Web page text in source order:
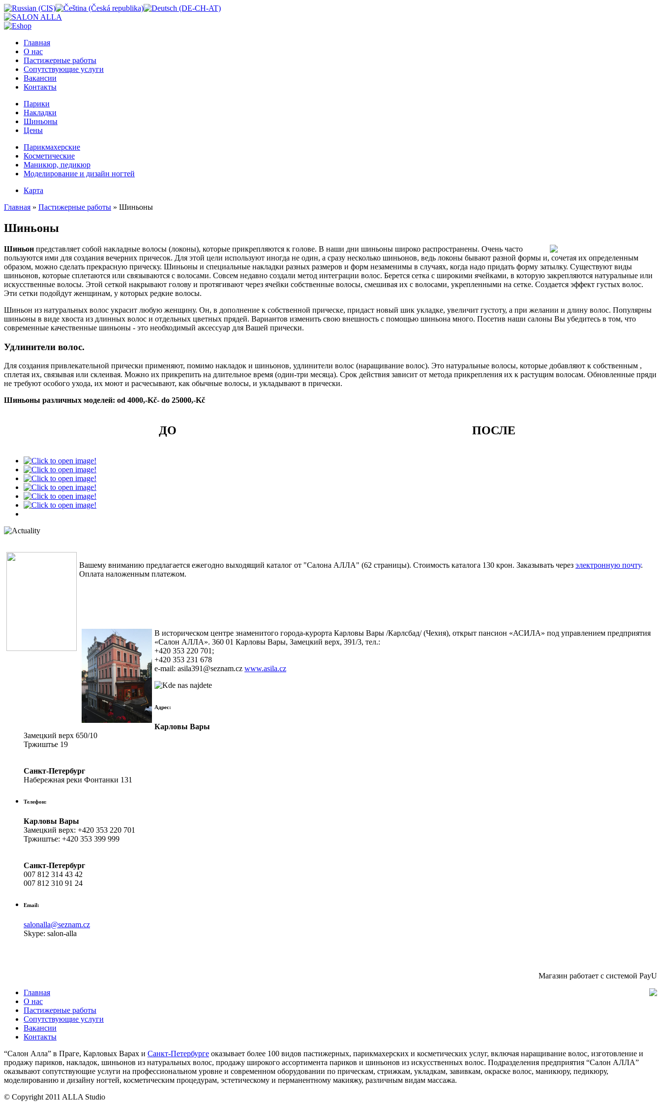
Главная
О нас
Пастижерные работы
Сопутствующие услуги
Вакансии
Контакты
Парики
Накладки
Шиньоны
Цены
Парикмахерские
Косметические
Маникюр, педикюр
Моделирование и дизайн ногтей
Карта
Главная » Пастижерные работы » Шиньоны
Шиньоны
Шиньон представляет собой накладные волосы (локоны), которые прикрепляются к голове. В наши дни шиньоны широко распространены. Очень часто
пользуются ими для создания вечерних причесок. Для этой цели используют иногда не один, а сразу несколько шиньонов, ведь локоны бывают разной формы и, сочетая их определенным
образом, можно сделать прекрасную прическу. Шиньоны и специальные накладки разных размеров и форм незаменимы в случаях, когда надо придать форму затылку. Существуют виды
шиньонов, которые сплетаются или связываются с волосами. Совсем недавно создали метод интеграции волос. Берется сетка с широкими ячейками, в которую закрепляются натуральные или
искусственные волосы. Этой сеткой накрывают голову и протягивают через ячейки собственные волосы, смешивая их с волосами, укрепленными на сетке. Создается эффект густых волос.
Эти сетки подойдут женщинам, у которых редкие волосы.
Шиньон из натуральных волос украсит любую женщину. Он, в дополнение к собственной прическе, придаст новый шик укладке, увеличит густоту, а при желании и длину волос. Популярны
шиньоны в виде хвоста из длинных волос и отдельных цветных прядей. Вариантов изменить свою внешность с помощью шиньона много. Посетив наши салоны Вы убедитесь в том, что
современные качественные шиньоны - это необходимый аксессуар для Вашей прически.
Удлинители волос.
Для создания привлекательной прически применяют, помимо накладок и шиньонов, удлинители волос (наращивание волос). Это натуральные волосы, которые добавляют к собственным ,
сплетая их, связывая или склеивая. Можно их прикрепить на длительное время (один-три месяца). Срок действия зависит от метода прикрепления их к растущим волосам. Обновленные пряди
не требуют особого ухода, их моют и расчесывают, как обычные волосы, и укладывают в прически.
Шиньоны различных моделей: od 4000,-Kč- do 25000,-Kč
ДО ПОСЛЕ
Вашему вниманию предлагается ежегодно выходящий каталог от "Салона АЛЛА" (62 страницы). Стоимость каталога 130 крон. Заказывать через электронную почту.
Оплата наложенным платежом.
В историческом центре знаменитого города-курорта Карловы Вары /Карлсбад/ (Чехия), открыт пансион «АСИЛА» под управлением предприятия
«Салон АЛЛА». 360 01 Карловы Вары, Замецкий верх, 391/3, тел.:
+420 353 220 701;
+420 353 231 678
e-mail: asila391@seznam.cz www.asila.cz
Адрес:
Карловы Вары
Замецкий верх 650/10
Тржиштье 19
Санкт-Петербург
Набережная реки Фонтанки 131
Телефон:
Карловы Вары
Замецкий верх: +420 353 220 701
Тржиштье: +420 353 399 999
Санкт-Петербург
007 812 314 43 42
007 812 310 91 24
Email:
salonalla@seznam.cz
Skype: salon-alla
Магазин работает с системой PayU
Главная
О нас
Пастижерные работы
Сопутствующие услуги
Вакансии
Контакты
“Салон Алла” в Праге, Карловых Варах и Санкт-Петербурге оказывает более 100 видов пастижерных, парикмахерских и косметических услуг, включая наращивание волос, изготовление и
продажу париков, накладок, шиньонов из натуральных волос, продажу широкого ассортимента париков и шиньонов из искусственных волос. Подразделения предприятия “Салон АЛЛА”
оказывают сопутствующие услуги на профессиональном уровне и современном оборудовании по прическам, стрижкам, укладкам, завивкам, окраске волос, маникюру, педикюру,
моделированию и дизайну ногтей, косметическим процедурам, эстетическому и перманентному макияжу, различным видам массажа.
© Copyright 2011 ALLA Studio